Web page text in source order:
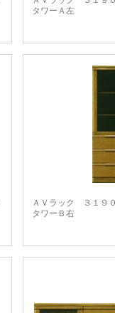
タワーＡ左
ＡＶラック ３１９
タワーＢ右